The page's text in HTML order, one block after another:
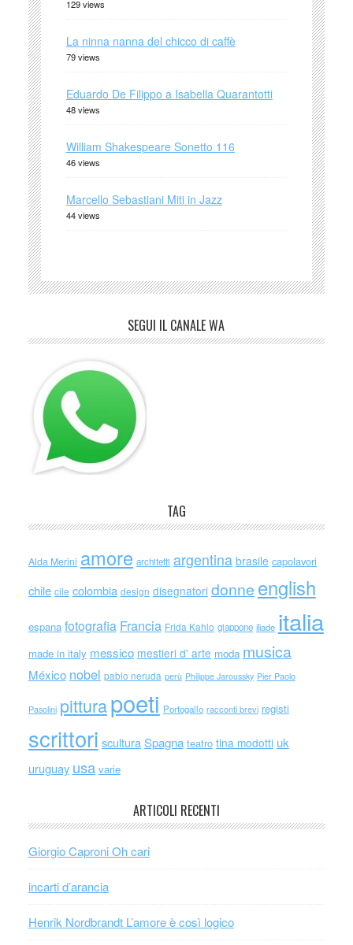
129 views
La ninna nanna del chicco di caffè
79 views
Eduardo De Filippo a Isabella Quarantotti
48 views
William Shakespeare Sonetto 116
46 views
Marcello Sebastiani Miti in Jazz
44 views
SEGUI IL CANALE WA
TAG
Alda Merini amore architetti argentina brasile capolavori
chile cile colombia design disegnatori donne english
espana fotografia Francia Frida Kahlo giappone iliade italia
made in italy messico mestieri d' arte moda musica
México nobel pablo neruda perù Philippe Jaroussky Pier Paolo
Pasolini pitturapoeti Portogallo racconti brevi registi
scrittori scultura Spagna teatro tina modotti uk
uruguay usa varie
ARTICOLI RECENTI
Giorgio Caproni Oh cari
incarti d’arancia
Henrik Nordbrandt L’amore è così logico